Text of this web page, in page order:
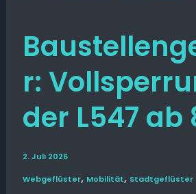
r:
der L547 ab
2. Juli 2026
Web­­geflüster, Mobilität, Stadt­geflüster